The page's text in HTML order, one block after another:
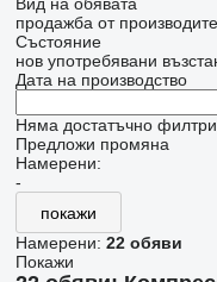
продажба от
Състояние
нов употребявани
Дата на производство
Няма достатъчно
Предложи промяна
Намерени:
-
покажи
Намерени: 22 обяви
Покажи